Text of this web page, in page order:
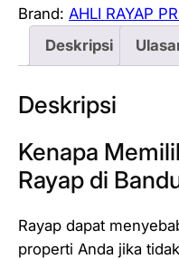
Brand: AHLI RAYAP
Deskripsi
Deskripsi
Kenapa
Rayap di
Rayap dapat
properti Anda jika